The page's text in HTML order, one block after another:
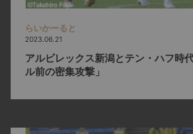
らいかーると
2023.06.21
アルビレックス新潟とテン・ハフ時
ル前の密集攻撃」